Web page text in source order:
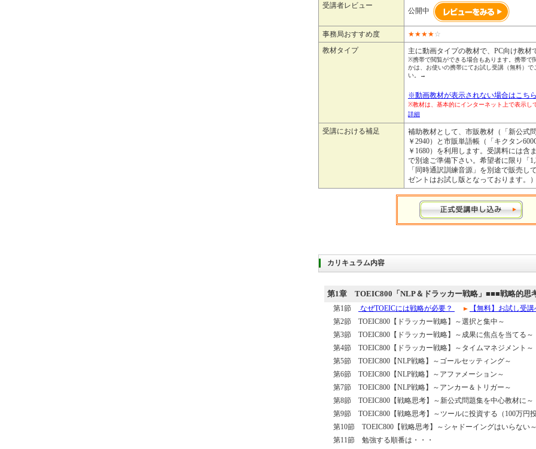
受講者レビュー
公開中
事務局おすすめ度 ★★★★☆
教材タイプ
主に動画タイプの教材で、PC向け教材
※携帯で閲覧ができる場合もあります。携帯で
かは、お使いの携帯にてお試し受講（無料）で
い。→
※動画教材が表示されない場合はこち
※教材は、基本的にインターネット上で表示
詳細
受講における補足
補助教材として、市販教材（「新公式
￥2940）と市販単語帳（「キクタン
￥1680）を利用します。受講料には含
で別途ご準備下さい。希望者に限り「
「同時通訳訓練音源」を別途で販売し
ゼントはお試し版となっております。）
カリキュラム内容
第1章 TOEIC800「NLP＆ドラッカー戦略」■■■戦略的思
第1節 なぜTOEICには戦略が必要？
【無料】お試し受講
第2節 TOEIC800【ドラッカー戦略】～選択と集中～
第3節 TOEIC800【ドラッカー戦略】～成果に焦点を当てる～
第4節 TOEIC800【ドラッカー戦略】～タイムマネジメント～
第5節 TOEIC800【NLP戦略】～ゴールセッティング～
第6節 TOEIC800【NLP戦略】～アファメーション～
第7節 TOEIC800【NLP戦略】～アンカー＆トリガー～
第8節 TOEIC800【戦略思考】～新公式問題集を中心教材に～
第9節 TOEIC800【戦略思考】～ツールに投資する（100万円
第10節 TOEIC800【戦略思考】～シャドーイングはいらない～
第11節 勉強する順番は・・・